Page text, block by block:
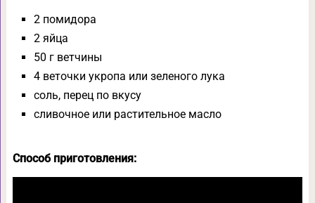
2 помидора
2 яйца
50 г ветчины
4 веточки укропа или зеленого лука
соль, перец по вкусу
сливочное или растительное масло
Способ приготовления: